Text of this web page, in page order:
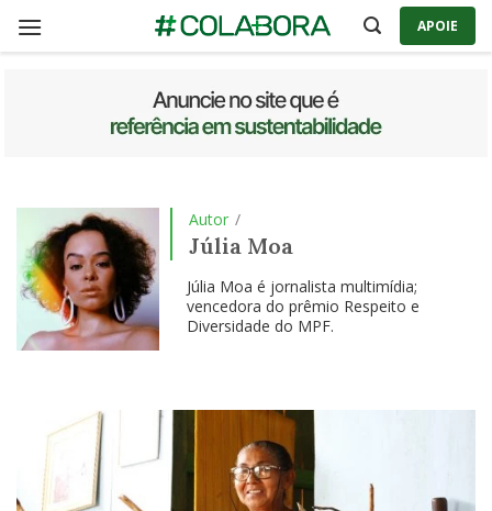
APOIE
Autor /
Júlia Moa
Júlia Moa é jornalista multimídia;
vencedora do prêmio Respeito e
Diversidade do MPF.